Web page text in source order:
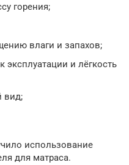
горения;
влаги и запахов;
и лёгкость
вид;
использование
для матраса.